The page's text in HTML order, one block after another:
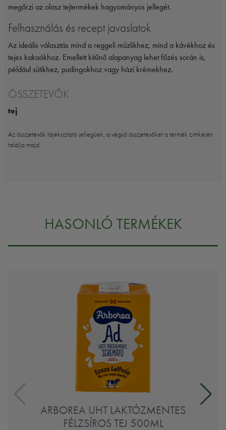
megőrzi az olasz tejtermékek hagyományos jellegét.
Felhasználás és recept javaslatok
Az ideális választás mind a reggeli müzlikhez, mind a kávékhoz és
tejes kakaókhoz. Emellett kitűnő alapanyag lehet főzés során is,
például sütikhez, pudingokhoz vagy házi krémekhez.
ÖSSZETEVŐK
tej
Az összetevők tájékoztató jellegűek, a végső összetevőket a termék cimkéjén
találja majd
HASONLÓ TERMÉKEK
ARBOREA UHT LAKTÓZMENTES
FÉLZSÍROS TEJ 500ML